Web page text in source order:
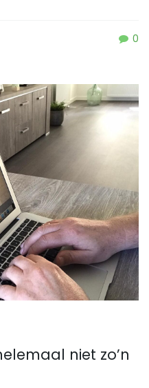
0
niet zo’n